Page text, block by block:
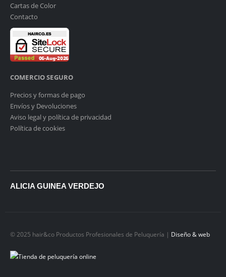
Cartas de Color
Contacto
COMERCIO SEGURO
Precios y formas de pago
Envíos y Devoluciones
Aviso legal y política de privacidad
Política de cookies
ALICIA GUINEA VERDEJO
© 2025 hair&co Productos Profesionales de Peluquería | Diseño & web